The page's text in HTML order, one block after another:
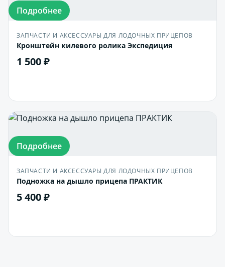
Подробнее
ЗАПЧАСТИ И АКСЕССУАРЫ ДЛЯ ЛОДОЧНЫХ ПРИЦЕПОВ
Кронштейн килевого ролика Экспедиция
1 500 ₽
Подробнее
ЗАПЧАСТИ И АКСЕССУАРЫ ДЛЯ ЛОДОЧНЫХ ПРИЦЕПОВ
Подножка на дышло прицепа ПРАКТИК
5 400 ₽